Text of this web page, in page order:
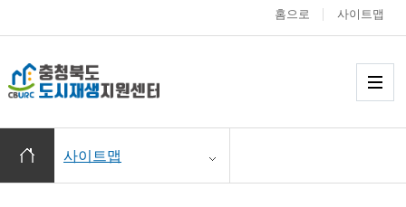
충청북도 도시재
홈으로 사이트맵
홈으로 이동
사이트맵